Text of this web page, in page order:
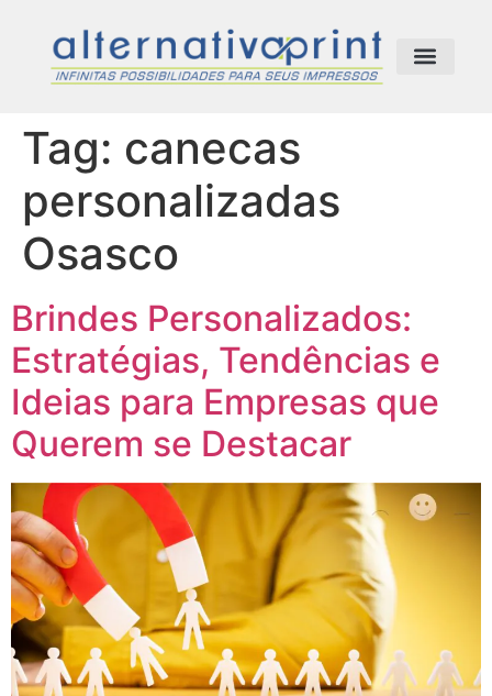
Tag: canecas
personalizadas
Osasco
Brindes Personalizados:
Estratégias, Tendências e
Ideias para Empresas que
Querem se Destacar